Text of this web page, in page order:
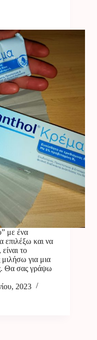
με ένα
επιλέξω και να
το
για μια
Θα σας γράψω
2023